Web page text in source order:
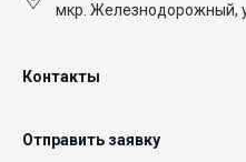
мкр. Железнодорожный,
Контакты
Отправить заявку